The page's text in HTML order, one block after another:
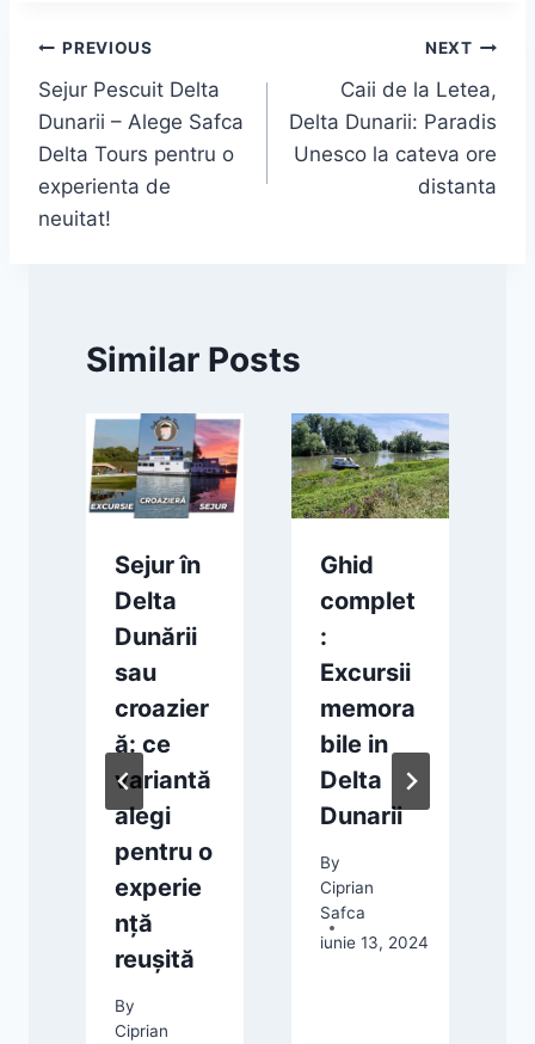
Navigare
în
articole
PREVIOUS
Sejur Pescuit Delta
Dunarii – Alege Safca
Delta Tours pentru o
experienta de
neuitat!
NEXT
Caii de la Letea,
Delta Dunarii: Paradis
Unesco la cateva ore
distanta
Similar Posts
Sejur în
Delta
Dunării
sau
croazier
ă: ce
variantă
alegi
pentru o
experie
nță
reușită
By
Ciprian
Ghid
complet
:
Excursii
memora
bile in
Delta
Dunarii
By
Ciprian
Safca
iunie 13, 2024